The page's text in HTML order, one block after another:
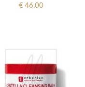
€ 46.00